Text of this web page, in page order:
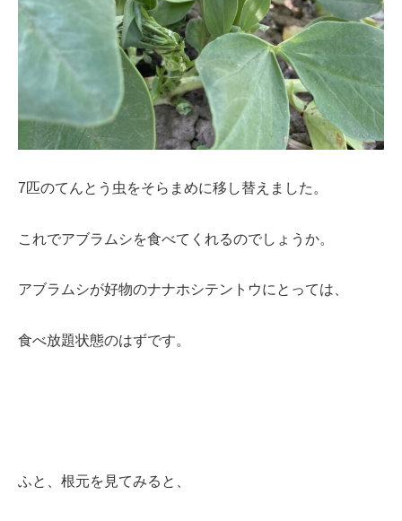
7匹のてんとう虫をそらまめに移し替えました。
これでアブラムシを食べてくれるのでしょうか。
アブラムシが好物のナナホシテントウにとっては、
食べ放題状態のはずです。
ふと、根元を見てみると、